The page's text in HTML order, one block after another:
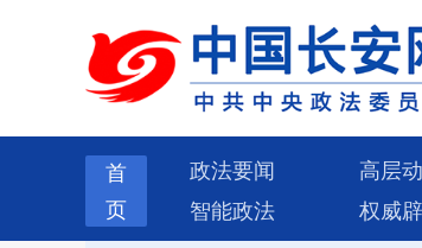
首
页
政法要闻 高层
智能政法
权威